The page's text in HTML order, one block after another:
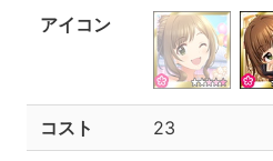
アイコン
コスト 23